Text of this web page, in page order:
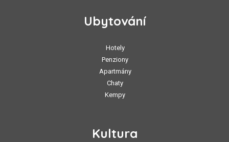
Ubytování
Hotely
Penziony
Apartmány
Chaty
Kempy
Kultura